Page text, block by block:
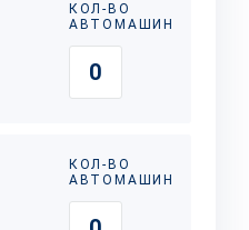
КОЛ-ВО
АВТОМАШИН
КОЛ-ВО
АВТОМАШИН